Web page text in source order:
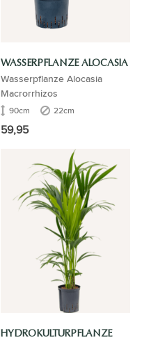
WASSERPFLANZE ALOCASIA
Wasserpflanze Alocasia
Macrorrhizos
90cm 22cm
59,95
HYDROKULTURPFLANZE